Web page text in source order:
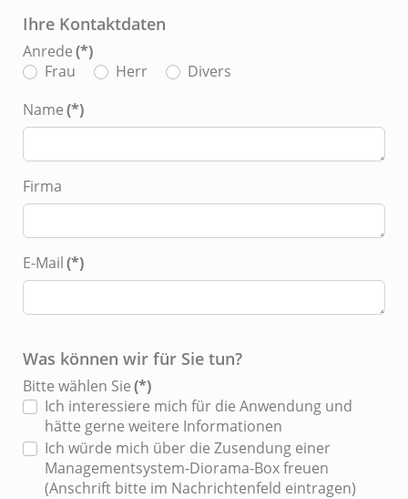
Ihre Kontaktdaten
Anrede(*)
Frau
Herr
Divers
Name(*)
Firma
E-Mail(*)
Was können wir für Sie tun?
Bitte wählen Sie(*)
Ich interessiere mich für die Anwendung und
hätte gerne weitere Informationen
Ich würde mich über die Zusendung einer
Managementsystem-Diorama-Box freuen
(Anschrift bitte im Nachrichtenfeld eintragen)